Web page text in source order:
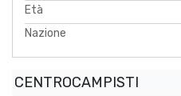
Età
Nazione
CENTROCAMPISTI